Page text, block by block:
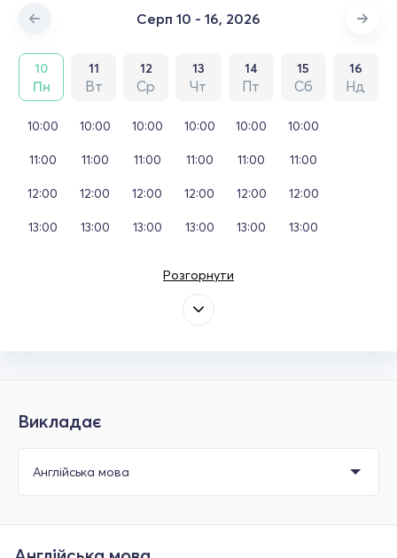
Серп 10 - 16, 2026
10
Пн
11
Вт
12
Ср
13
Чт
14
Пт
15
Сб
16
Нд
10:00
11:00
12:00
13:00
10:00
11:00
12:00
13:00
10:00
11:00
12:00
13:00
10:00
11:00
12:00
13:00
10:00
11:00
12:00
13:00
10:00
11:00
12:00
13:00
Розгорнути
Викладає